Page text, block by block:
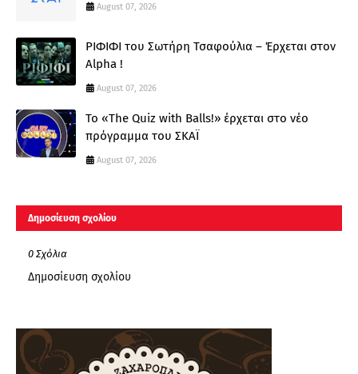
August 07, 2026
ΡΙΦΙΦΙ του Σωτήρη Τσαφούλια – Έρχεται στον
Alpha !
August 07, 2026
Το «The Quiz with Balls!» έρχεται στο νέο
πρόγραμμα του ΣΚΑΪ
August 07, 2026
Δημοσίευση σχολίου
0 Σχόλια
Δημοσίευση σχολίου